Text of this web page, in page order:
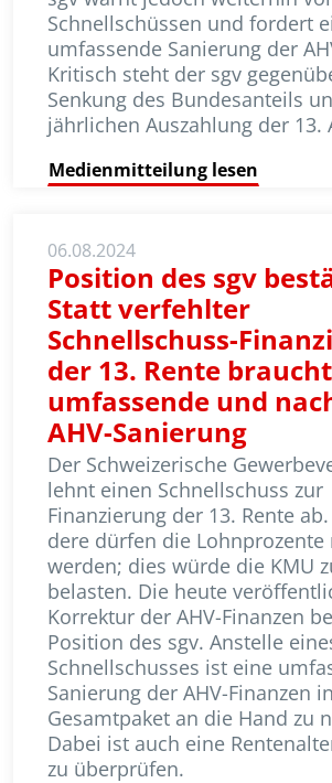
Schnellschüssen und fordert
umfassende Sa­nie­rung der
Kritisch steht der sgv
Senkung des Bundesanteils
jährlichen Auszahlung der 13.
Medienmitteilung lesen
06.08.2024
Position des sgv
Statt verfehlter
Schnellschuss-
der 13. Rente
umfassende und
AHV-Sanierung
Der Schweizerische
lehnt einen Schnellschuss zur
Finanzierung der 13. Rente
dere dürfen die
werden; dies würde die KMU
belasten. Die heute
Korrektur der AHV-Finanzen
Position des sgv. Anstelle
Schnellschusses ist eine
Sanierung der AHV-Finan­zen
Gesamtpaket an die Hand zu
Dabei ist auch eine
zu überprüfen.